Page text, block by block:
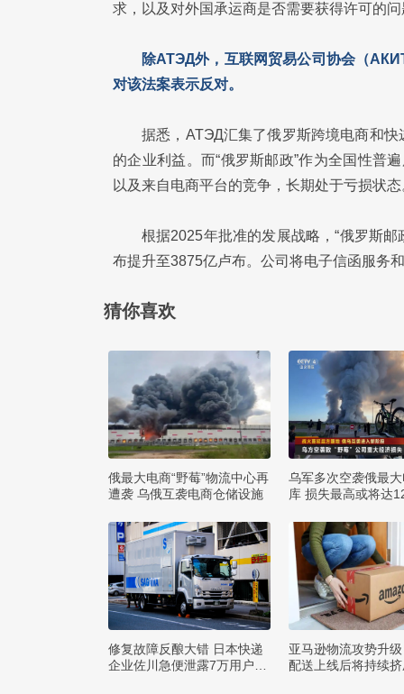
求，以及对外国承运商是否需要获得许可的
除АТЭД外，互联网贸易公司协会（
对该法案表示反对。
据悉，АТЭД汇集了俄罗斯跨境电商和快
的企业利益。而“俄罗斯邮政”作为全国性普
以及来自电商平台的竞争，长期处于亏损状态
根据2025年批准的发展战略，“俄罗斯
布提升至3875亿卢布。公司将电子信函服务
猜你喜欢
俄最大电商“野莓”物流中心再
遭袭 乌俄互袭电商仓储设施
乌军多次空袭俄最
库 损失最高或将达
修复故障反酿大错 日本快递
企业佐川急便泄露7万用户隐
亚马逊物流攻势升
配送上线后将持续